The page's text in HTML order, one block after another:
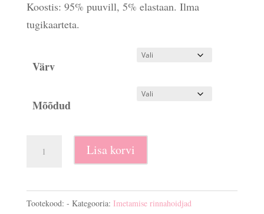
Koostis: 95% puuvill, 5% elastaan. Ilma
tugikaarteta.
Värv
Mõõdud
rinnahoidja
Lisa korvi
Tootekood: - Kategooria: Imetamise rinnahoidjad